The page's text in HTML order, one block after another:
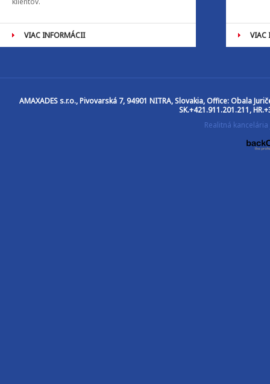
VIAC INFORMÁCII VIAC
AMAXADES s.r.o., Pivovarská 7, 94901 NITRA, Slovakia, Office: Obala
SK.+421.911.201.211,
Realitná